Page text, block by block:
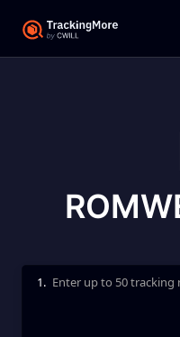
Enter up to 50 tracking
1.